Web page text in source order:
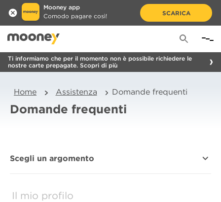
Mooney app
Comodo pagare così!
SCARICA
Ti informiamo che per il momento non è possibile richiedere le
nostre carte prepagate. Scopri di più
Home Assistenza Domande frequenti
Domande frequenti
Scegli un argomento
Il mio profilo